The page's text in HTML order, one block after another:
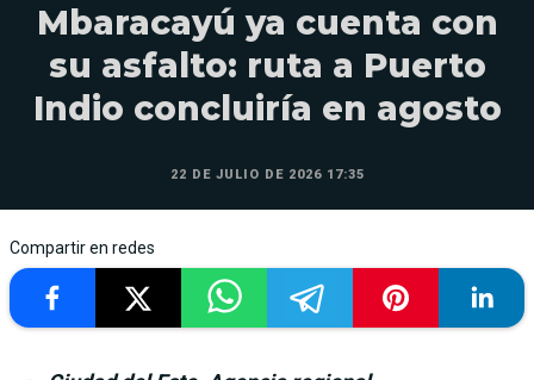
Mbaracayú ya cuenta con
su asfalto: ruta a Puerto
Indio concluiría en agosto
22 DE JULIO DE 2026 17:35
Compartir en redes